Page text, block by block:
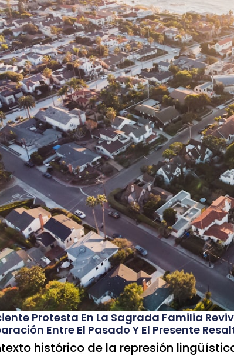
Protesta En La Sagrada Familia
Entre El Pasado Y El Presente
histórico de la represión